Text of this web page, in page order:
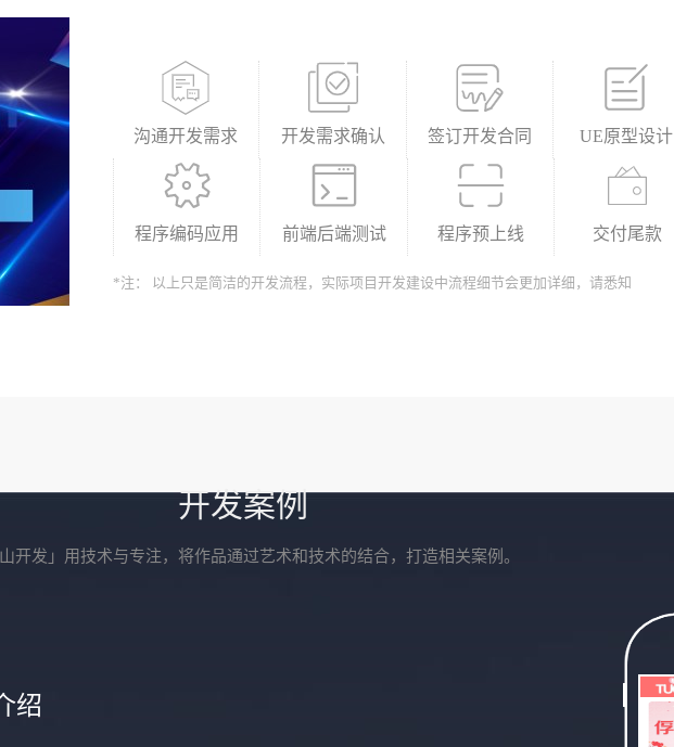
沟通开发需求 开发需求确认 签订开发合同 UE原型设计
程序编码应用 前端后端测试 程序预上线 交付尾款
*注： 以上只是简洁的开发流程，实际项目开发建设中流程细节会更加详细，请悉知
开发案例
开发」用技术与专注，将作品通过艺术和技术的结合，打造相关案例。
绍